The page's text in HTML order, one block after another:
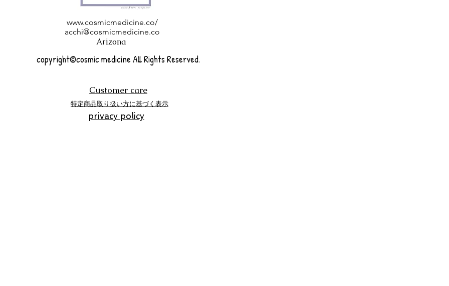
www.cosmicmedicine.co/
acchi@cosmicmedicine.co
Arizona
copyright©cosmic medicine All Rights Reserved.
Customer care
特定商品取り扱い方に基づく表示
privacy policy